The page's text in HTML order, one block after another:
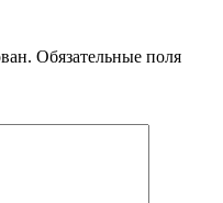
Обязательные поля